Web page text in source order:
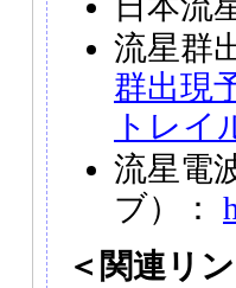
流星群
群出現
トレイ
流星電
ブ）：
＜関連リ